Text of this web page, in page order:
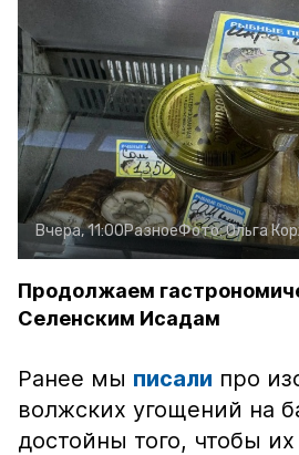
Вчера, 11:00РазноеФото:Ольга
Продолжаем
Селенским Исадам
Ранее мы писали про
волжских угощений на
достойны того, чтобы